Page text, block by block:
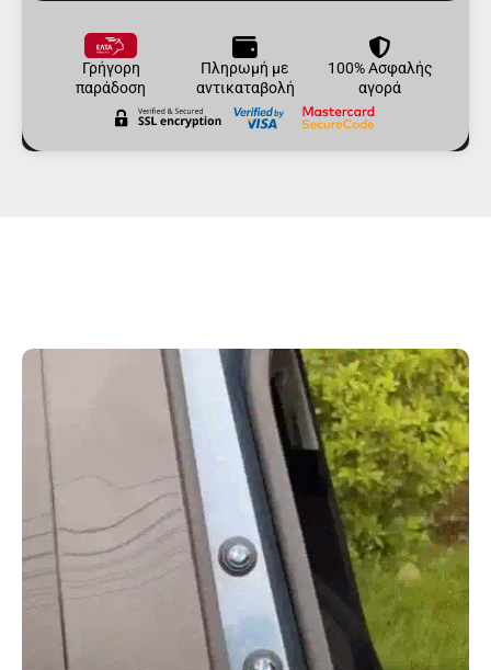
Γρήγορη
παράδοση
Πληρωμή με
αντικαταβολή
100% Ασφαλής
αγορά